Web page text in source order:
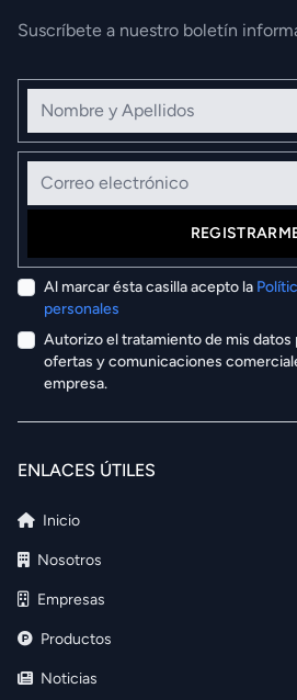
Suscríbete a nuestro boletín
Nombre y Apellidos
Correo electrónico
Al marcar ésta casilla acepto la
personales
Autorizo el tratamiento de mis datos
ofertas y comunicaciones
empresa.
ENLACES ÚTILES
Inicio
Nosotros
Empresas
Productos
Noticias